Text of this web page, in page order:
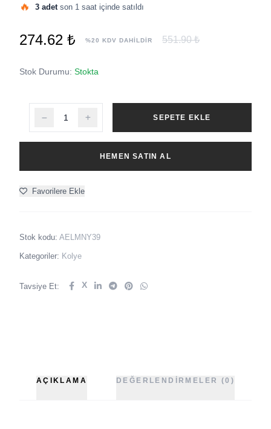
🔥 3 adet son 1 saat içinde satıldı
274.62 ₺ %20 KDV DAHİLDİR 551.90 ₺
Stok Durumu: Stokta
SEPETE EKLE
HEMEN SATIN AL
Favorilere Ekle
Stok kodu: AELMNY39
Kategoriler: Kolye
Tavsiye Et: X
AÇIKLAMA DEĞERLENDIRMELER (0)